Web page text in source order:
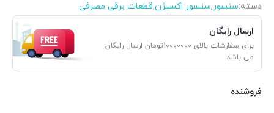
دسته:سنسور,سنسور اکسیژن,قطعات برقی مصرفی
ارسال رایگان
برای سفارشات بالای 10000000تومان ارسال رایگان
می باشد.
فروشنده